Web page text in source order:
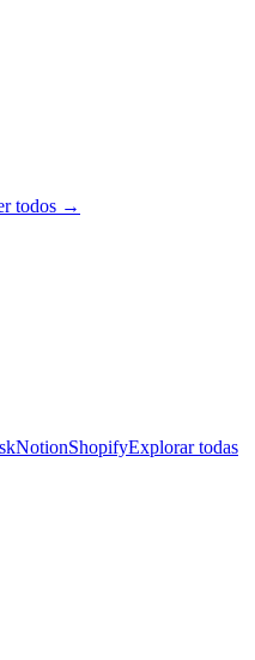
todos →
NotionShopifyExplorar todas